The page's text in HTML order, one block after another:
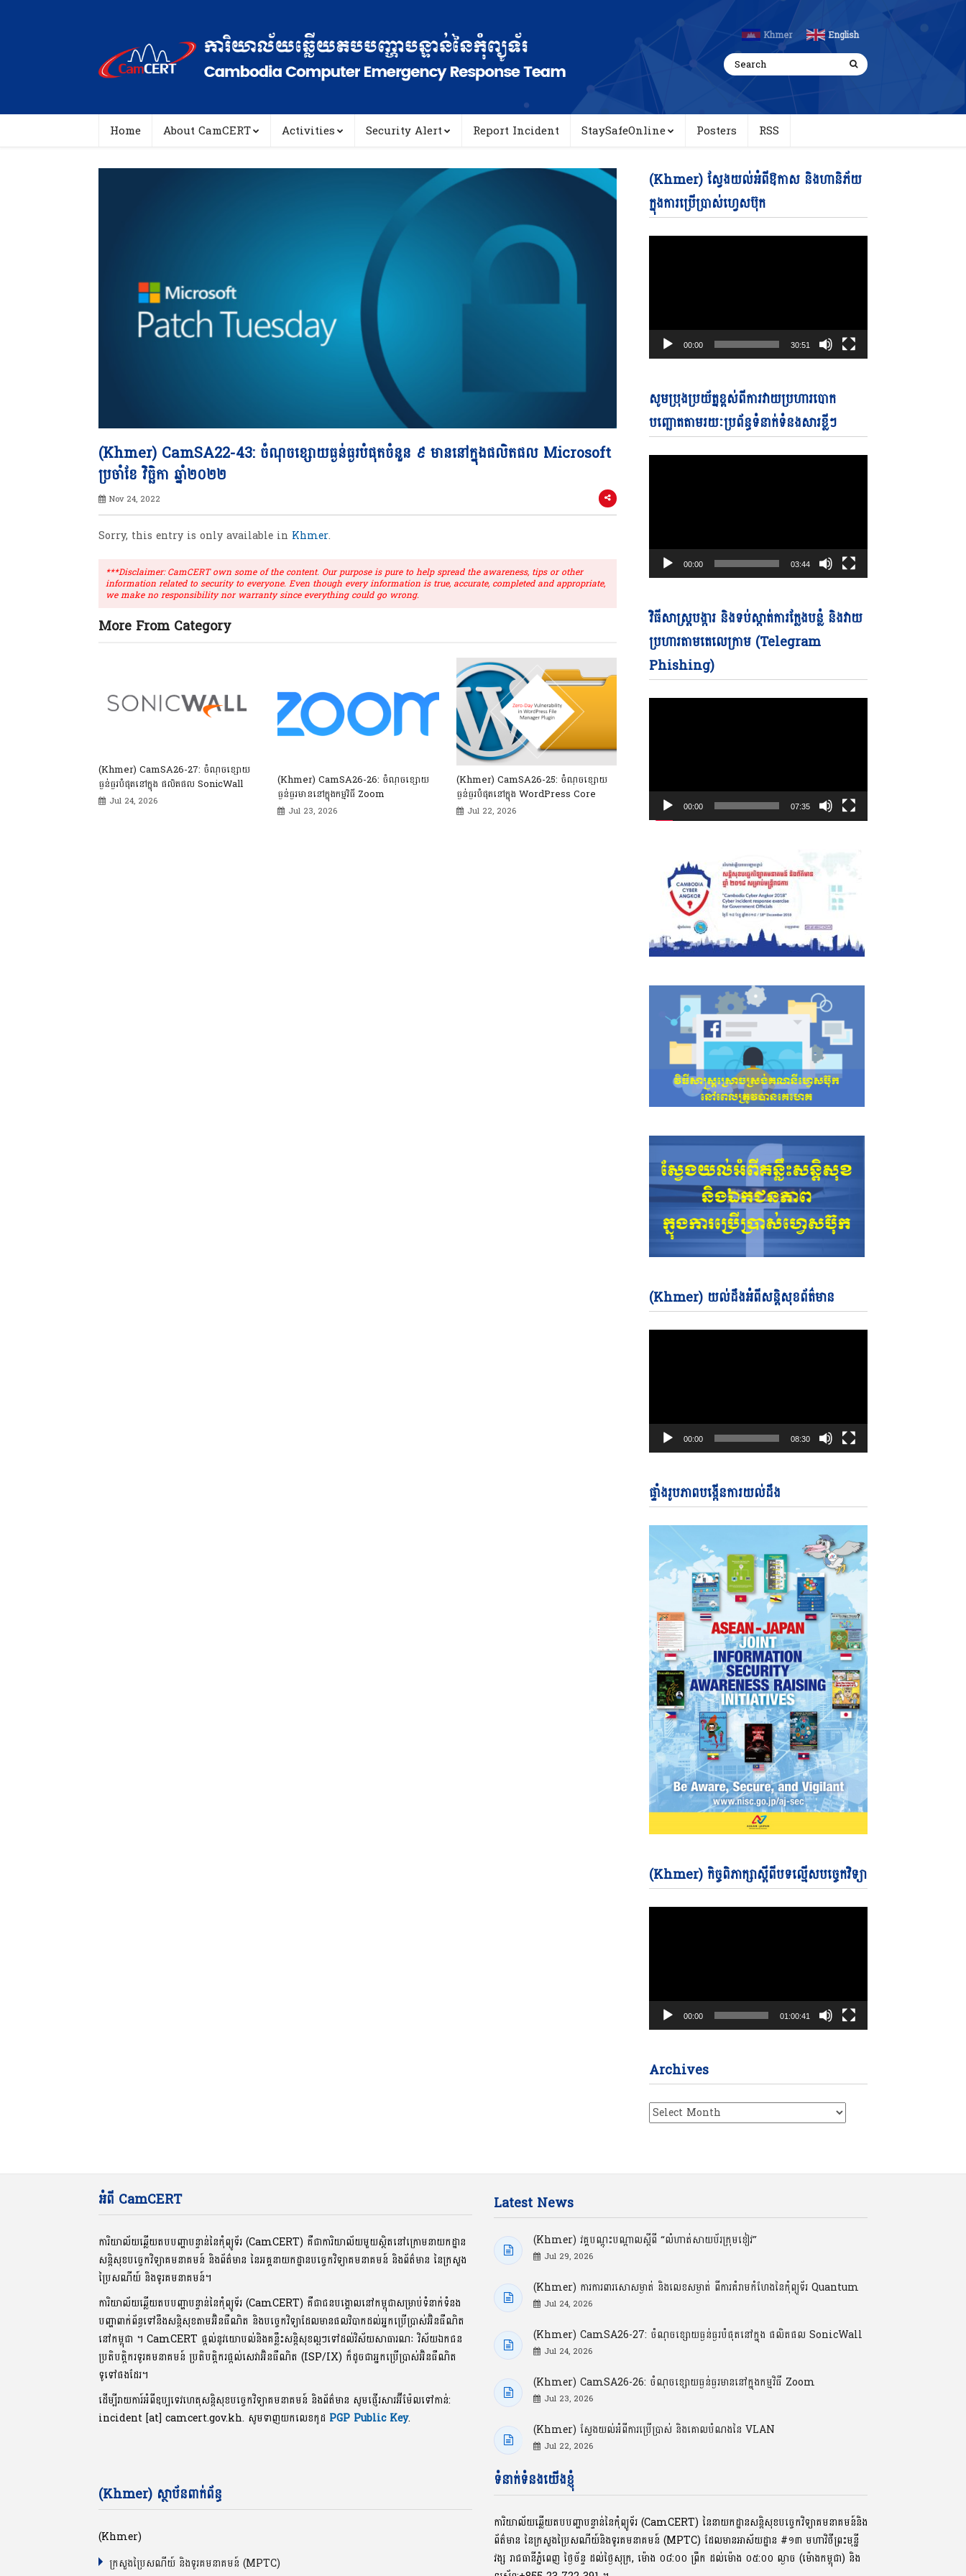
Khmer English
Home About CamCERT Activities Security Alert Report Incident StaySafeOnline Posters RSS
(Khmer) CamSA22-43: ចំណុចខ្សោយធ្ងន់ធ្ងរបំផុតចំនួន ៩ មាននៅក្នុងផលិតផល Microsoft
ប្រចាំខែ វិច្ឆិកា ឆ្នាំ២០២២
Nov 24, 2022
Sorry, this entry is only available in Khmer.
***Disclaimer: CamCERT own some of the content. Our purpose is pure to help spread the awareness, tips or other
information related to security to everyone. Even though every information is true, accurate, completed and appropriate,
we make no responsibility nor warranty since everything could go wrong.
More From Category
(Khmer) CamSA26-27: ចំណុចខ្សោយ
ធ្ងន់ធ្ងរបំផុតនៅក្នុង ផលិតផល SonicWall
Jul 24, 2026
(Khmer) CamSA26-26: ចំណុចខ្សោយ
ធ្ងន់ធ្ងរមាននៅក្នុងកម្មវិធី Zoom
Jul 23, 2026
(Khmer) CamSA26-25: ចំណុចខ្សោយ
ធ្ងន់ធ្ងរបំផុតនៅក្នុង WordPress Core
Jul 22, 2026
(Khmer) ស្វែងយល់អំពីឱកាស និងហានិភ័យ
ក្នុងការប្រើប្រាស់ហ្វេសប៊ុក
00:00 30:51
សូមប្រុងប្រយ័ត្នខ្ពស់ពីការវាយប្រហារបោក
បញ្ឆោតតាមរយៈប្រព័ន្ធទំនាក់ទំនងសារខ្លីៗ
00:00 03:44
វិធីសាស្ត្របង្ការ និងទប់ស្កាត់ការក្លែងបន្លំ និងវាយ
ប្រហារតាមតេលេក្រាម (Telegram
Phishing)
00:00 07:35
(Khmer) យល់ដឹងអំពីសន្តិសុខព័ត៌មាន
Player
00:00 08:30
ផ្ទាំងរូបភាពបង្កើនការយល់ដឹង
(Khmer) កិច្ចពិភាក្សាស្តីពីបទល្មើសបច្ចេកវិទ្យាVideo
Player
00:00 01:00:41
Archives
Archives
អំពី CamCERT
ការិយាល័យឆ្លើយតបបញ្ហាបន្ទាន់នៃកុំព្យូទ័រ (CamCERT) គឺជាការិយាល័យមួយស្ថិតនៅក្រោមនាយកដ្ឋាន
សន្តិសុខបច្ចេកវិទ្យាគមនាគមន៍ និងព័ត៌មាន នៃអគ្គនាយកដ្ឋានបច្ចេកវិទ្យាគមនាគមន៍ និងព័ត៌មាន នៃក្រសួង
ប្រៃសណីយ៍ និងទូរគមនាគមន៍។
ការិយាល័យឆ្លើយតបបញ្ហាបន្ទាន់នៃកុំព្យូទ័រ (CamCERT) គឺជាជនបង្គោលនៅកម្ពុជាសម្រាប់ទំនាក់ទំនង
បញ្ហាពាក់ព័ន្ធទៅនឹងសន្តិសុខតាមអ៊ិនធឺណិត និងបច្ចេកវិទ្យាដែលមានផលវិបាកដល់អ្នកប្រើប្រាស់អ៊ិនធឺណិត
នៅកម្ពុជា ។ CamCERT ផ្តល់នូវយោបល់និងគន្លឹះសន្តិសុខល្អៗទៅដល់វិស័យសាធារណៈ វិស័យឯកជន
ប្រតិបត្តិករទូរគមនាគមន៍ ប្រតិបត្តិករផ្តល់សេវាអ៊ិនធឺណិត (ISP/IX) ក៏ដូចជាអ្នកប្រើប្រាស់អ៊ិនធឺណិត
ទូទៅផងដែរ។
ដើម្បីរាយការ៍អំពីឧប្បទេវហេតុសន្តិសុខបច្ចេកវិទ្យាគមនាគមន៍ និងព័ត៌មាន សូមផ្ញើរសារអ៊ីម៉ែលទៅកាន់:
incident [at] camcert.gov.kh. សូមទាញយកលេខកូដ PGP Public Key.
(Khmer) ស្ថាប័នពាក់ព័ន្ធ
(Khmer)
ក្រសួងប្រៃសណីយ៍ និងទូរគមនាគមន៍ (MPTC)
Latest News
(Khmer) វគ្គបណ្ដុះបណ្ដាលស្ដីពី “លំហាត់សាយប័រក្រុមខៀវ”
Jul 29, 2026
(Khmer) ការការពារសោសម្ងាត់ និងលេខសម្ងាត់ ពីការគំរាមកំហែងនៃកុំព្យូទ័រ Quantum
Jul 24, 2026
(Khmer) CamSA26-27: ចំណុចខ្សោយធ្ងន់ធ្ងរបំផុតនៅក្នុង ផលិតផល SonicWall
Jul 24, 2026
(Khmer) CamSA26-26: ចំណុចខ្សោយធ្ងន់ធ្ងរមាននៅក្នុងកម្មវិធី Zoom
Jul 23, 2026
(Khmer) ស្វែងយល់អំពីការប្រើប្រាស់ និងគោលបំណងនៃ VLAN
Jul 22, 2026
ទំនាក់ទំនងយើងខ្ញុំ
ការិយាល័យឆ្លើយតបបញ្ហាបន្ទាន់នៃកុំព្យូទ័រ (CamCERT) នៃនាយកដ្ឋានសន្តិសុខបច្ចេកវិទ្យាគមនាគមន៍និង
ព័ត៌មាន នៃក្រសួងប្រៃសណីយ៍និងទូរគមនាគមន៍ (MPTC) ដែលមានអាស័យដ្ឋាន #១៣ មហាវិថីព្រះមុនី្ន
វង្ស រាជធានីភ្នំពេញ ថ្ងៃច័ន្ទ ដល់ថ្ងៃសុក្រ, ម៉ោង ០៨:០០ ​ព្រឹក ដល់ម៉ោង ០៥:០០ ល្ងាច (ម៉ោងកម្ពុជា) និង